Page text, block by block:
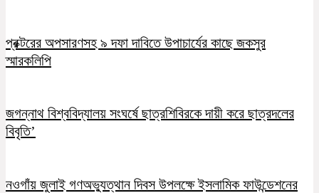
প্রক্টরের অপসারণসহ ৯ দফা দাবিতে উপাচার্যের কাছে জকসুর
স্মারকলিপি
জগন্নাথ বিশ্ববিদ্যালয় সংঘর্ষে ছাত্রশিবিরকে দায়ী করে ছাত্রদলের
বিবৃতি’
নওগাঁয় জুলাই গণঅভ্যুত্থান দিবস উপলক্ষে ইসলামিক ফাউন্ডেশনের